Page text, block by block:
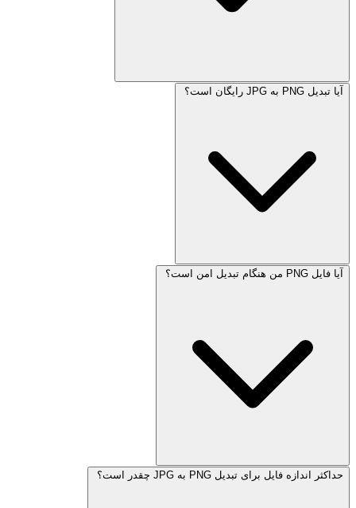
آیا تبدیل PNG به JPG رایگان است؟
آیا فایل PNG من هنگام تبدیل امن است؟
حداکثر اندازه فایل برای تبدیل PNG به JPG چقدر است؟